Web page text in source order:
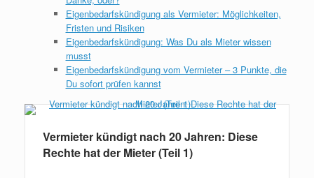
Eigenbedarfskündigung als Vermieter: Möglichkeiten,
Fristen und Risiken
Eigenbedarfskündigung: Was Du als Mieter wissen
musst
Eigenbedarfskündigung vom Vermieter – 3 Punkte, die
Du sofort prüfen kannst
Vermieter kündigt nach 20 Jahren: Diese
Rechte hat der Mieter (Teil 1)